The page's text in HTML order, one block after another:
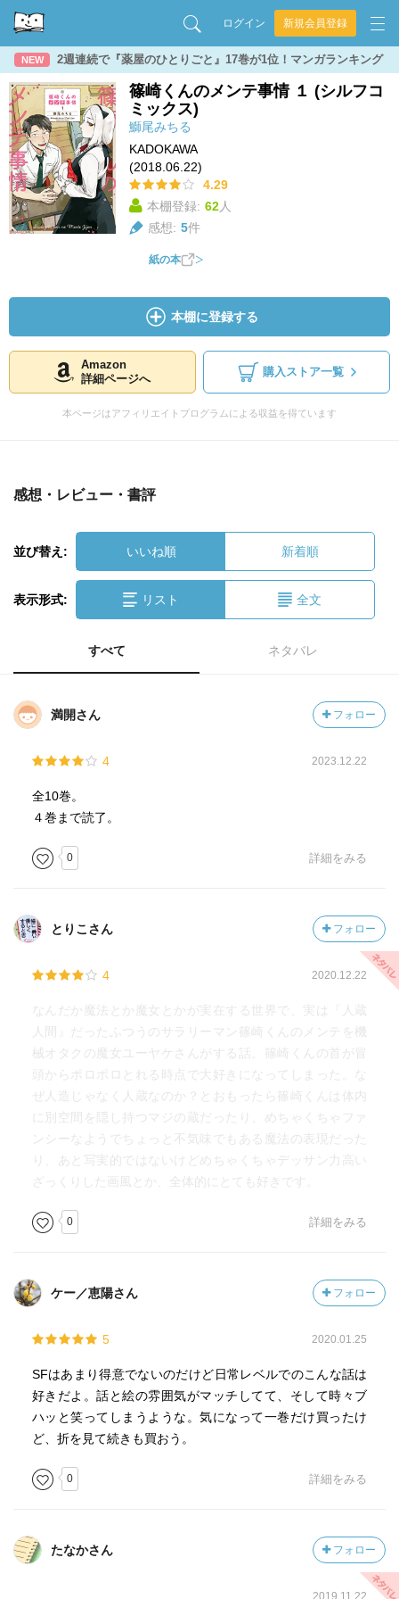
ログイン 新規会員登録
NEW 2週連続で『薬屋のひとりごと』17巻が1位！マンガランキング
篠崎くんのメンテ事情 １ (シルフコ
ミックス)
鰤尾みちる
KADOKAWA
(2018.06.22)
4.29
本棚登録: 62人
感想: 5件
紙の本
本棚に登録する
Amazon
詳細ページへ
購入ストア一覧
本ページはアフィリエイトプログラムによる収益を得ています
感想・レビュー・書評
並び替え: いいね順 新着順
表示形式: リスト 全文
すべて ネタバレ
満開さん フォロー
4 2023.12.22
全10巻。
４巻まで読了。
0 詳細をみる
とりこさん フォロー
4 2020.12.22
なんだか魔法とか魔女とかが実在する世界で、実は『人蔵
人間』だったふつうのサラリーマン篠崎くんのメンテを機
械オタクの魔女ユーヤケさんがする話。篠崎くんの首が冒
頭からポロポロとれる時点で大好きになってしまった。な
ぜ人造じゃなく人蔵なのか？とおもったら篠崎くんは体内
に別空間を隠し持つマジの蔵だったり、めちゃくちゃファ
ンシーなようでちょっと不気味でもある魔法の表現だった
り、あと写実的ではないけどめちゃくちゃデッサン力高い
ざっくりした画風とか、全体的にとても好きです。
0 詳細をみる
ケー／恵陽さん フォロー
5 2020.01.25
SFはあまり得意でないのだけど日常レベルでのこんな話は
好きだよ。話と絵の雰囲気がマッチしてて、そして時々ブ
ハッと笑ってしまうような。気になって一巻だけ買ったけ
ど、折を見て続きも買おう。
0 詳細をみる
たなかさん フォロー
2019.11.22